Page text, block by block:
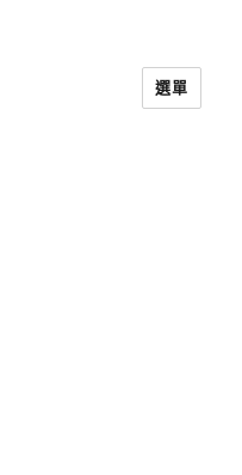
選單